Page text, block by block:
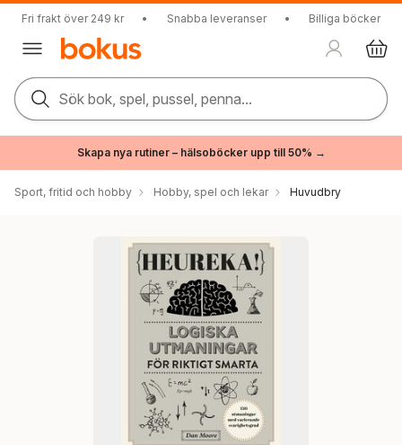
Fri frakt över 249 kr • Snabba leveranser • Billiga böcker
Sök bok, spel, pussel, penna...
Skapa nya rutiner – hälsoböcker upp till 50% →
Sport, fritid och hobby Hobby, spel och lekar Huvudbry